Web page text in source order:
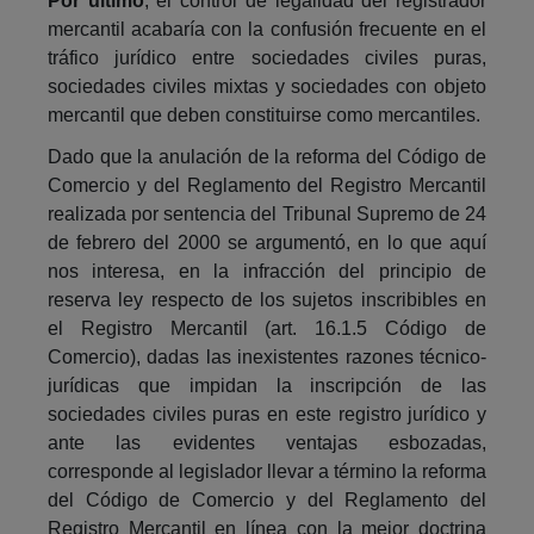
mercantil acabaría con la confusión frecuente en el
tráfico jurídico entre sociedades civiles puras,
sociedades civiles mixtas y sociedades con objeto
mercantil que deben constituirse como mercantiles.
Dado que la anulación de la reforma del Código de
Comercio y del Reglamento del Registro Mercantil
realizada por sentencia del Tribunal Supremo de 24
de febrero del 2000 se argumentó, en lo que aquí
nos interesa, en la infracción del principio de
reserva ley respecto de los sujetos inscribibles en
el Registro Mercantil (art. 16.1.5 Código de
Comercio), dadas las inexistentes razones técnico-
jurídicas que impidan la inscripción de las
sociedades civiles puras en este registro jurídico y
ante las evidentes ventajas esbozadas,
corresponde al legislador llevar a término la reforma
del Código de Comercio y del Reglamento del
Registro Mercantil en línea con la mejor doctrina